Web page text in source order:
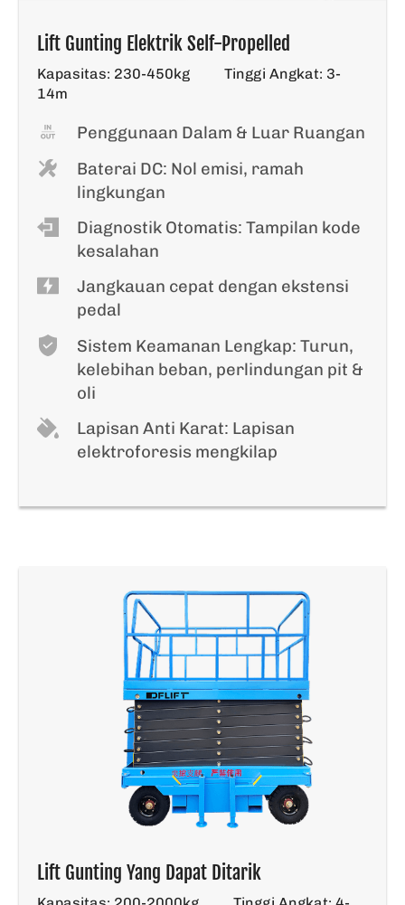
Lift Gunting Elektrik Self-Propelled
Kapasitas: 230-450kg
Tinggi Angkat: 3-
14m
Penggunaan Dalam & Luar Ruangan
Baterai DC: Nol emisi, ramah
lingkungan
Diagnostik Otomatis: Tampilan kode
kesalahan
Jangkauan cepat dengan ekstensi
pedal
Sistem Keamanan Lengkap: Turun,
kelebihan beban, perlindungan pit &
oli
Lapisan Anti Karat: Lapisan
elektroforesis mengkilap
Lift Gunting Yang Dapat Ditarik